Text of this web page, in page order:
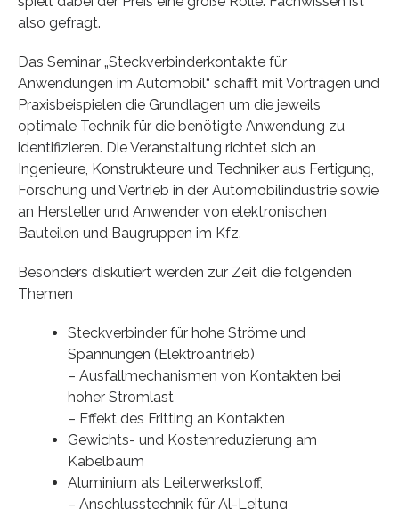
also gefragt.
Das Seminar „Steckverbinderkontakte für
Anwendungen im Automobil“ schafft mit Vorträgen und
Praxisbeispielen die Grundlagen um die jeweils
optimale Technik für die benötigte Anwendung zu
identifizieren. Die Veranstaltung richtet sich an
Ingenieure, Konstrukteure und Techniker aus Fertigung,
Forschung und Vertrieb in der Automobilindustrie sowie
an Hersteller und Anwender von elektronischen
Bauteilen und Baugruppen im Kfz.
Besonders diskutiert werden zur Zeit die folgenden
Themen
Steckverbinder für hohe Ströme und
Spannungen (Elektroantrieb)
– Ausfallmechanismen von Kontakten bei
hoher Stromlast
– Effekt des Fritting an Kontakten
Gewichts- und Kostenreduzierung am
Kabelbaum
Aluminium als Leiterwerkstoff,
– Anschlusstechnik für Al-Leitung